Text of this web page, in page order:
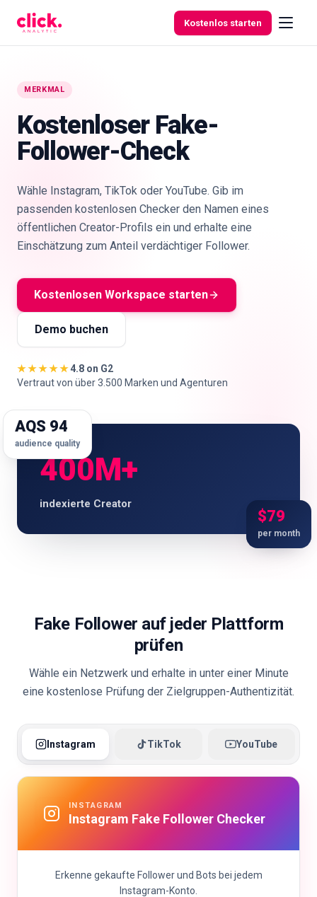
Kostenlos starten
Kostenlose
🇩🇪
MERKMAL
Kostenloser Fake-
Follower-Check
Wähle Instagram, TikTok oder YouTube. Gib im
passenden kostenlosen Checker den Namen eines
öffentlichen Creator-Profils ein und erhalte eine
Einschätzung zum Anteil verdächtiger Follower.
Kostenlosen Workspace starten
Demo buchen
★★★★★4.8 on G2
Vertraut von über 3.500 Marken und Agenturen
400M+
indexierte Creator
AQS 94
audience quality
$79
per month
Fake Follower auf jeder Plattform
prüfen
Wähle ein Netzwerk und erhalte in unter einer Minute
eine kostenlose Prüfung der Zielgruppen-Authentizität.
Instagram TikTok YouTube
INSTAGRAM
Instagram Fake Follower Checker
Erkenne gekaufte Follower und Bots bei jedem
Instagram-Konto.